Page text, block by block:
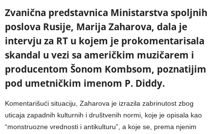
Zvanična predstavnica Ministarstva spoljnih
poslova Rusije, Marija Zaharova, dala je
intervju za RT u kojem je prokomentarisala
skandal u vezi sa američkim muzičarem i
producentom Šonom Kombsom, poznatijim
pod umetničkim imenom P. Diddy.
Komentarišući situaciju, Zaharova je izrazila zabrinutost zbog
uticaja zapadnih kulturnih i društvenih normi, koje je opisala kao
“monstruozne vrednosti i antikulturu”, a koje se, prema njenim